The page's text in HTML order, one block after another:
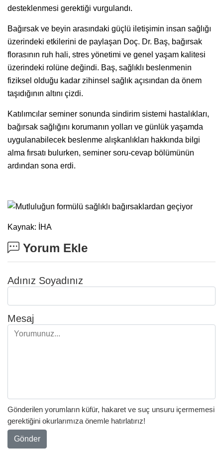
desteklenmesi gerektiği vurgulandı.
Bağırsak ve beyin arasındaki güçlü iletişimin insan sağlığı
üzerindeki etkilerini de paylaşan Doç. Dr. Baş, bağırsak
florasının ruh hali, stres yönetimi ve genel yaşam kalitesi
üzerindeki rolüne değindi. Baş, sağlıklı beslenmenin
fiziksel olduğu kadar zihinsel sağlık açısından da önem
taşıdığının altını çizdi.
Katılımcılar seminer sonunda sindirim sistemi hastalıkları,
bağırsak sağlığını korumanın yolları ve günlük yaşamda
uygulanabilecek beslenme alışkanlıkları hakkında bilgi
alma fırsatı bulurken, seminer soru-cevap bölümünün
ardından sona erdi.
Kaynak: İHA
Yorum Ekle
Adınız Soyadınız
Mesaj
Gönderilen yorumların küfür, hakaret ve suç unsuru içermemesi
gerektiğini okurlarımıza önemle hatırlatırız!
Gönder